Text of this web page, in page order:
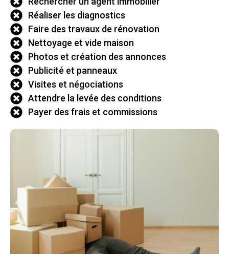
Réaliser les diagnostics
Faire des travaux de rénovation
Nettoyage et vide maison
Photos et création des annonces
Publicité et panneaux
Visites et négociations
Attendre la levée des conditions
Payer des frais et commissions